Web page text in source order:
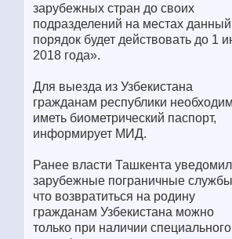
зарубежных стран до своих
подразделений на местах данный
порядок будет действовать до 1
2018 года».
Для выезда из Узбекистана
гражданам республики
иметь биометрический паспорт,
информирует МИД.
Ранее власти Ташкента
зарубежные пограничные
что возвратиться на родину
гражданам Узбекистана можно
только при наличии специального